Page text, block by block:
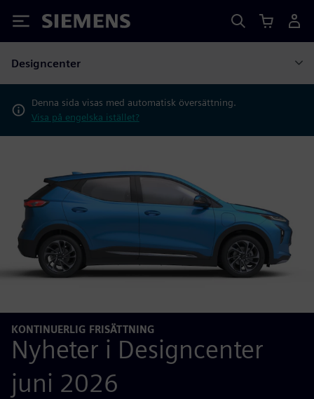
Siemens
Designcenter
Denna sida visas med automatisk översättning.
Visa på engelska istället?
KONTINUERLIG FRISÄTTNING
Nyheter i Designcenter
juni 2026